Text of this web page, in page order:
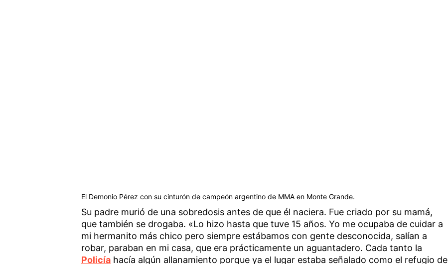
El Demonio Pérez con su cinturón de campeón argentino de MMA en Monte Grande.
Su padre murió de una sobredosis antes de que él naciera. Fue criado por su mamá,
que también se drogaba. «Lo hizo hasta que tuve 15 años. Yo me ocupaba de cuidar a
mi hermanito más chico pero siempre estábamos con gente desconocida, salían a
robar, paraban en mi casa, que era prácticamente un aguantadero. Cada tanto la
Policíahacía algún allanamiento porque ya el lugar estaba señalado como el refugio de